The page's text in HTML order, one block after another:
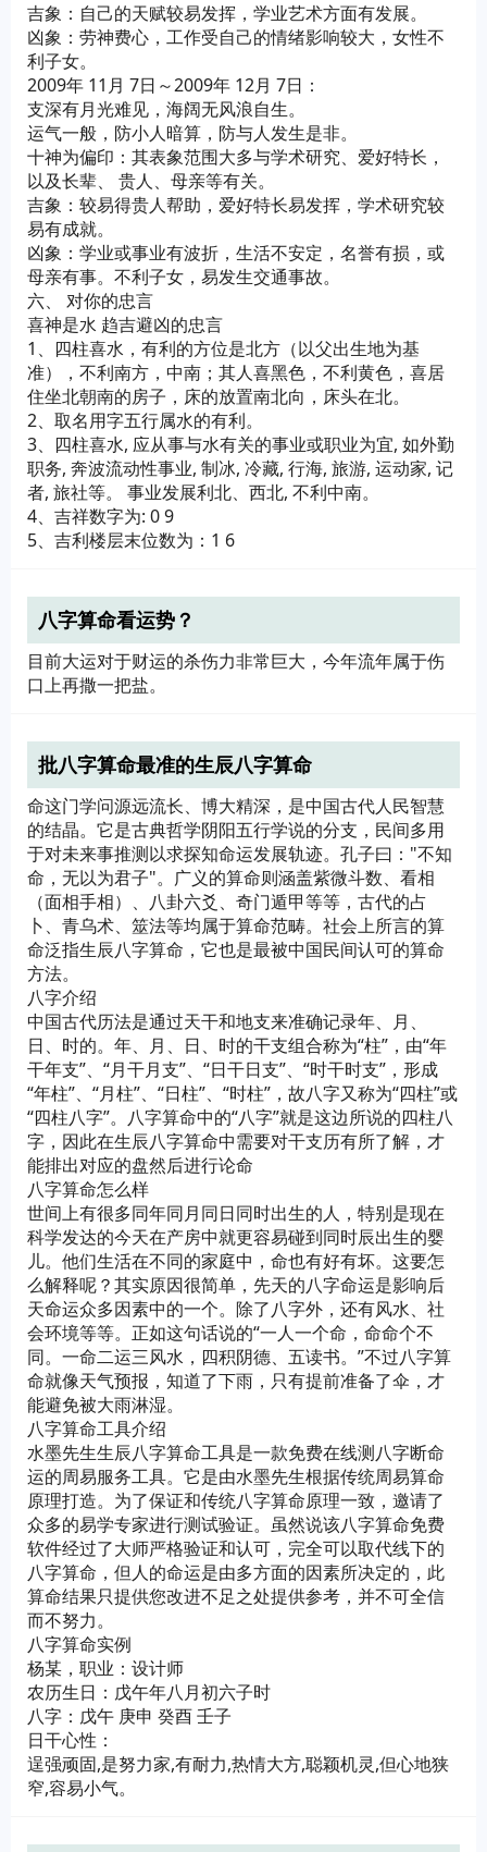
吉象：自己的天赋较易发挥，学业艺术方面有发展。
凶象：劳神费心，工作受自己的情绪影响较大，女性不
利子女。
2009年 11月 7日～2009年 12月 7日：
支深有月光难见，海阔无风浪自生。
运气一般，防小人暗算，防与人发生是非。
十神为偏印：其表象范围大多与学术研究、爱好特长，
以及长辈、 贵人、母亲等有关。
吉象：较易得贵人帮助，爱好特长易发挥，学术研究较
易有成就。
凶象：学业或事业有波折，生活不安定，名誉有损，或
母亲有事。不利子女，易发生交通事故。
六、 对你的忠言
喜神是水 趋吉避凶的忠言
1、四柱喜水，有利的方位是北方（以父出生地为基
准），不利南方，中南；其人喜黑色，不利黄色，喜居
住坐北朝南的房子，床的放置南北向，床头在北。
2、取名用字五行属水的有利。
3、四柱喜水, 应从事与水有关的事业或职业为宜, 如外勤
职务, 奔波流动性事业, 制冰, 冷藏, 行海, 旅游, 运动家, 记
者, 旅社等。 事业发展利北、西北, 不利中南。
4、吉祥数字为: 0 9
5、吉利楼层末位数为：1 6
八字算命看运势？
目前大运对于财运的杀伤力非常巨大，今年流年属于伤
口上再撒一把盐。
批八字算命最准的生辰八字算命
命这门学问源远流长、博大精深，是中国古代人民智慧
的结晶。它是古典哲学阴阳五行学说的分支，民间多用
于对未来事推测以求探知命运发展轨迹。孔子曰："不知
命，无以为君子"。广义的算命则涵盖紫微斗数、看相
（面相手相）、八卦六爻、奇门遁甲等等，古代的占
卜、青乌术、筮法等均属于算命范畴。社会上所言的算
命泛指生辰八字算命，它也是最被中国民间认可的算命
方法。
八字介绍
中国古代历法是通过天干和地支来准确记录年、月、
日、时的。年、月、日、时的干支组合称为“柱”，由“年
干年支”、“月干月支”、“日干日支”、“时干时支”，形成
“年柱”、“月柱”、“日柱”、“时柱”，故八字又称为“四柱”或
“四柱八字”。八字算命中的“八字”就是这边所说的四柱八
字，因此在生辰八字算命中需要对干支历有所了解，才
能排出对应的盘然后进行论命
八字算命怎么样
世间上有很多同年同月同日同时出生的人，特别是现在
科学发达的今天在产房中就更容易碰到同时辰出生的婴
儿。他们生活在不同的家庭中，命也有好有坏。这要怎
么解释呢？其实原因很简单，先天的八字命运是影响后
天命运众多因素中的一个。除了八字外，还有风水、社
会环境等等。正如这句话说的“一人一个命，命命个不
同。一命二运三风水，四积阴德、五读书。”不过八字算
命就像天气预报，知道了下雨，只有提前准备了伞，才
能避免被大雨淋湿。
八字算命工具介绍
水墨先生生辰八字算命工具是一款免费在线测八字断命
运的周易服务工具。它是由水墨先生根据传统周易算命
原理打造。为了保证和传统八字算命原理一致，邀请了
众多的易学专家进行测试验证。虽然说该八字算命免费
软件经过了大师严格验证和认可，完全可以取代线下的
八字算命，但人的命运是由多方面的因素所决定的，此
算命结果只提供您改进不足之处提供参考，并不可全信
而不努力。
八字算命实例
杨某，职业：设计师
农历生日：戊午年八月初六子时
八字：戊午 庚申 癸酉 壬子
日干心性：
逞强顽固,是努力家,有耐力,热情大方,聪颖机灵,但心地狭
窄,容易小气。